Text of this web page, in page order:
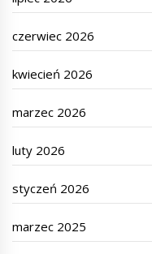
czerwiec 2026
kwiecień 2026
marzec 2026
luty 2026
styczeń 2026
marzec 2025